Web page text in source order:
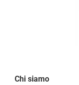
Chi siamo